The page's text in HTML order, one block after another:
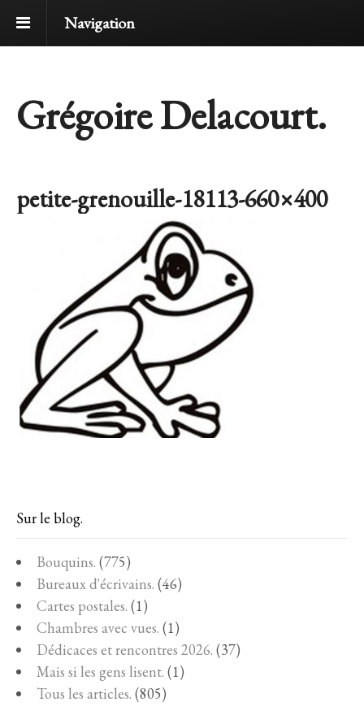
Navigation
Grégoire Delacourt.
petite-grenouille-18113-660×400
Sur le blog.
Bouquins. (775)
Bureaux d'écrivains. (46)
Cartes postales. (1)
Chambres avec vues. (1)
Dédicaces et rencontres 2026. (37)
Mais si les gens lisent. (1)
Tous les articles. (805)